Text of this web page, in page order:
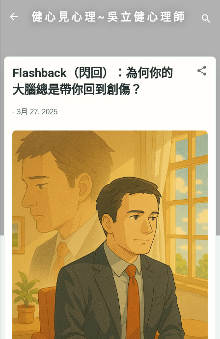
跳到主要內容
健 心 見 心 理 ~ 吳 立 健 心 理 師
Flashback（閃回）：為何你的
大腦總是帶你回到創傷？
- 3月 27, 2025